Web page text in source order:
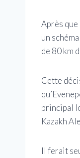
Après
un
de 80 km
Cette
principal
Kazakh
Il ferait